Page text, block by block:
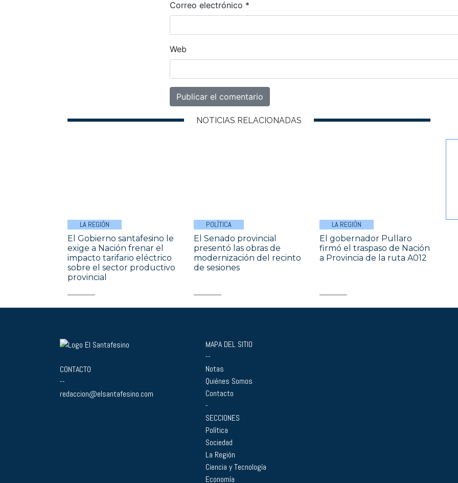
Correo electrónico *
Web
NOTICIAS RELACIONADAS
LA REGIÓN
El Gobierno santafesino le
exige a Nación frenar el
impacto tarifario eléctrico
sobre el sector productivo
provincial
POLÍTICA
El Senado provincial
presentó las obras de
modernización del recinto
de sesiones
LA REGIÓN
El gobernador Pullaro
firmó el traspaso de Nación
a Provincia de la ruta A012
CONTACTO
--
redaccion@elsantafesino.com
MAPA DEL SITIO
--
Notas
Quiénes Somos
Contacto
-
SECCIONES
Política
Sociedad
La Región
Ciencia y Tecnología
Economía